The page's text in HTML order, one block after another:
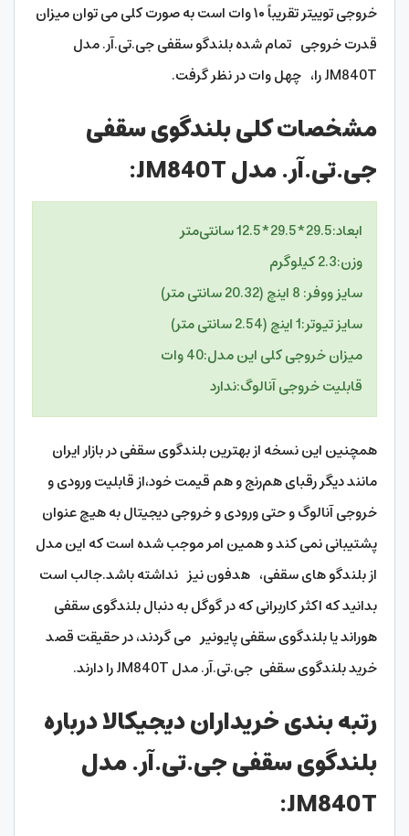
خروجی توییتر تقریباً ۱۰ وات است به صورت کلی می توان میزان
قدرت خروجی تمام شده بلندگو سقفی جی.تی.آر. مدل
JM840T را، چهل وات در نظر گرفت.
مشخصات کلی بلندگوی سقفی
جی.تی.آر. مدل JM840T:
ابعاد:29.5*29.5*12.5 سانتی‌متر
وزن:2.3 کیلوگرم
سایز ووفر:8 اینچ (20.32 سانتی متر)
سایز تیوتر:1 اینچ (2.54 سانتی متر)
میزان خروجی کلی این مدل:40 وات
قابلیت خروجی آنالوگ:ندارد
همچنین این نسخه از بهترین بلندگوی سقفی در بازار ایران
مانند دیگر رقبای هم‌رنج و هم قیمت خود،از قابلیت ورودی و
خروجی آنالوگ و حتی ورودی و خروجی دیجیتال به هیچ عنوان
پشتیبانی نمی کند و همین امر موجب شده است که این مدل
از بلندگو های سقفی، هدفون نیز نداشته باشد.جالب است
بدانید که اکثر کاربرانی که در گوگل به دنبال بلندگوی سقفی
هوراند یا بلندگوی سقفی پایونیر می گردند، در حقیقت قصد
خرید بلندگوی سقفی جی.تی.آر. مدل JM840T را دارند.
رتبه بندی خریداران دیجیکالا درباره
بلندگوی سقفی جی.تی.آر. مدل
JM840T: